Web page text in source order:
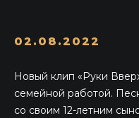
02.08.2022
Новый клип «Руки
семейной работой.
со своим 12-летним